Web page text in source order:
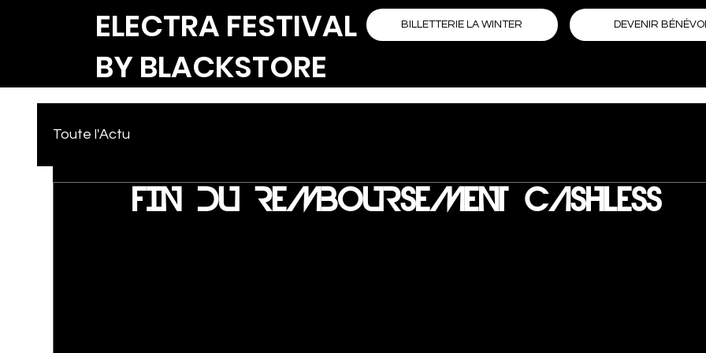
ELECTRA FESTIVAL
BY BLACKSTORE
BILLETTERIE LA WINTER DEVENIR
Toute l'Actu
FIN DU REMBOURSEMENT CASHLESS